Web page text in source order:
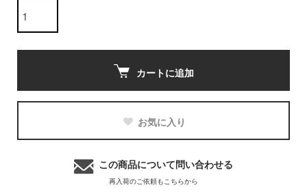
カートに追加
お気に入り
この商品について問い合わせる
再入荷のご依頼もこちらから